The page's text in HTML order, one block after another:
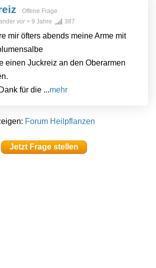
Offene Frage
vor> 9 Jahre 387
mir öfters abends meine Arme mit
einen Juckreiz an den Oberarmen
für die ...mehr
Forum Heilpflanzen
Jetzt Frage stellen